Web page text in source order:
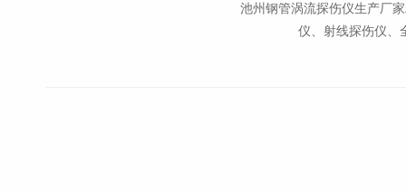
池州钢管涡流探伤仪生产厂
仪、射线探伤仪、